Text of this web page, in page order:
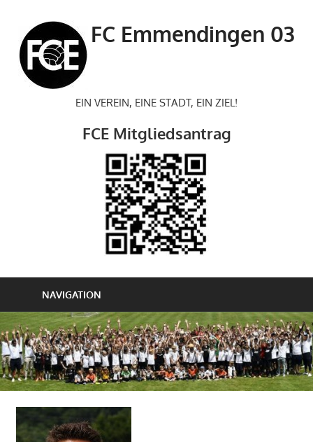
springen
FC Emmendingen 03
EIN VEREIN, EINE STADT, EIN ZIEL!
FCE Mitgliedsantrag
NAVIGATION